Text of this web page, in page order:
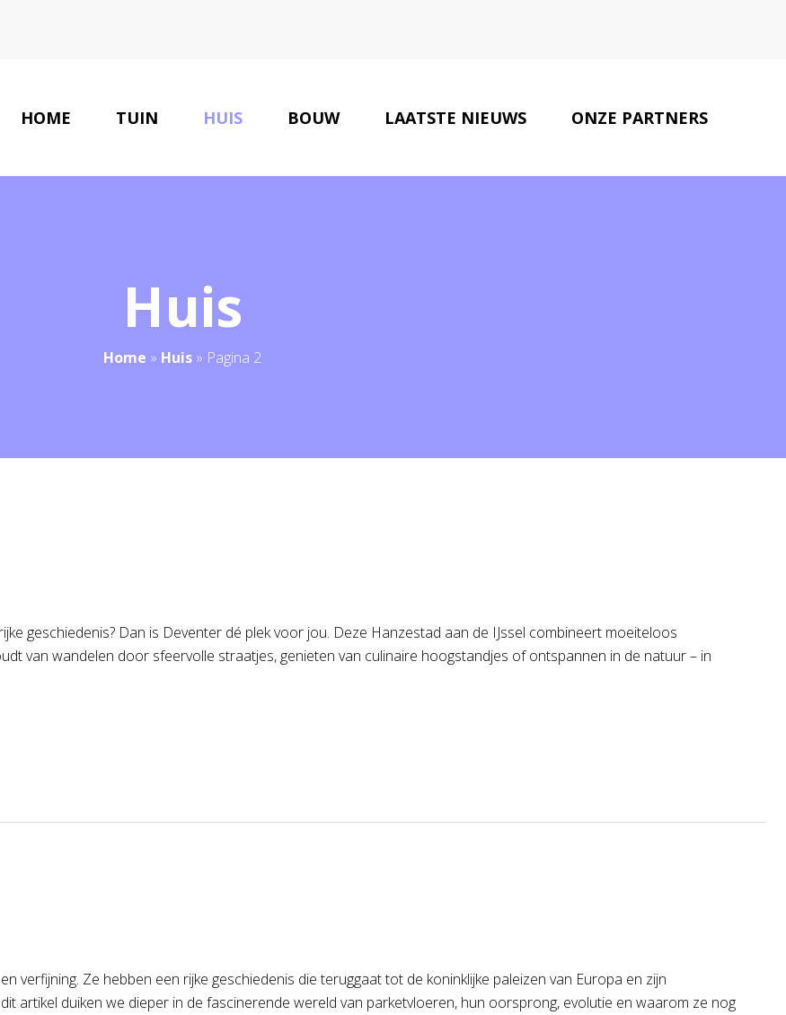
HOME TUIN HUIS BOUW LAATSTE NIEUWS ONZE PARTNERS
Huis
Home » Huis » Pagina 2
geschiedenis? Dan is Deventer dé plek voor jou. Deze Hanzestad aan de IJssel combineert moeiteloos
van wandelen door sfeervolle straatjes, genieten van culinaire hoogstandjes of ontspannen in de natuur – in
verfijning. Ze hebben een rijke geschiedenis die teruggaat tot de koninklijke paleizen van Europa en zijn
artikel duiken we dieper in de fascinerende wereld van parketvloeren, hun oorsprong, evolutie en waarom ze nog